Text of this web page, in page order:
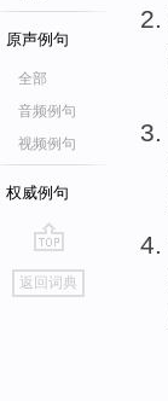
原声例句
全部
音频例句
视频例句
权威例句
go
top
返回词典